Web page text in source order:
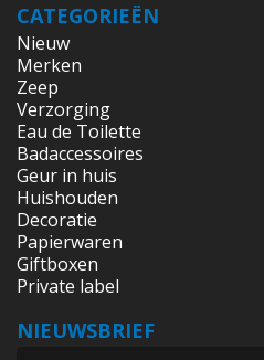
CATEGORIEËN
Nieuw
Merken
Zeep
Verzorging
Eau de Toilette
Badaccessoires
Geur in huis
Huishouden
Decoratie
Papierwaren
Giftboxen
Private label
NIEUWSBRIEF